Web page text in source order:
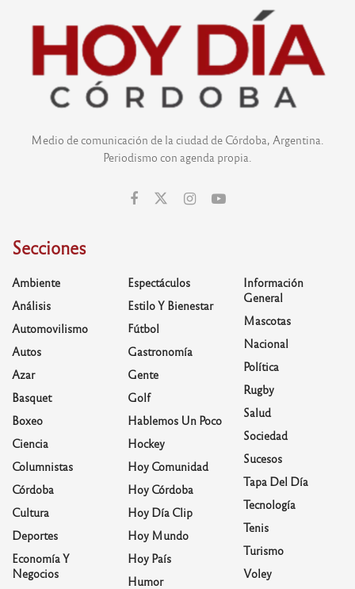
Medio de comunicación de la ciudad de Córdoba, Argentina.
Periodismo con agenda propia.
Secciones
Ambiente
Análisis
Automovilismo
Autos
Azar
Basquet
Boxeo
Ciencia
Columnistas
Córdoba
Cultura
Deportes
Economía Y
Negocios
Espectáculos
Estilo Y Bienestar
Fútbol
Gastronomía
Gente
Golf
Hablemos Un Poco
Hockey
Hoy Comunidad
Hoy Córdoba
Hoy Día Clip
Hoy Mundo
Hoy País
Humor
Información
General
Mascotas
Nacional
Política
Rugby
Salud
Sociedad
Sucesos
Tapa Del Día
Tecnología
Tenis
Turismo
Voley